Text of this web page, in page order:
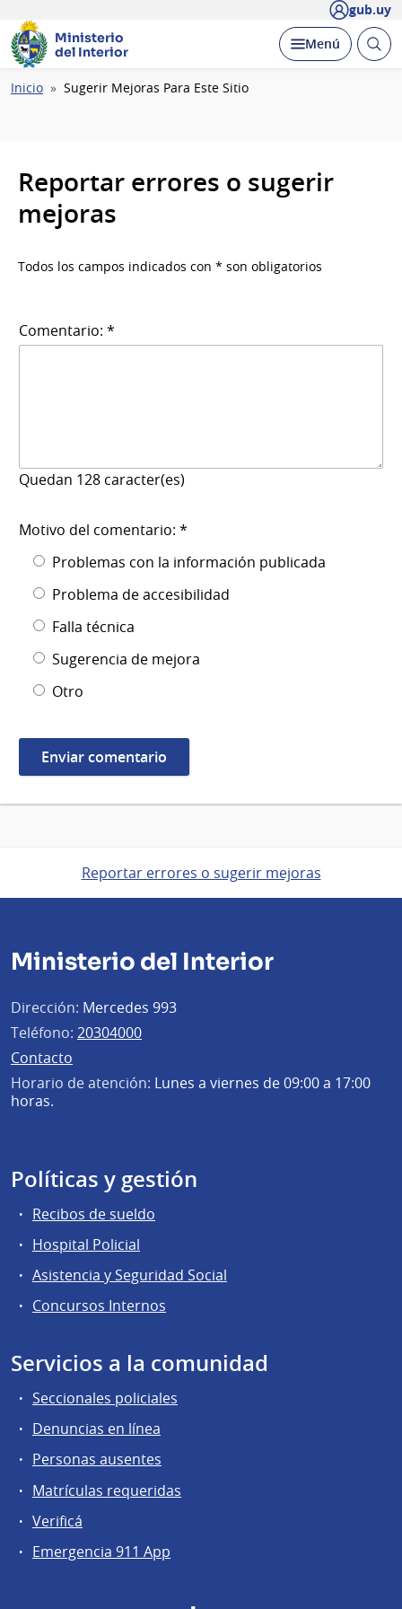
gub.uy
Ministerio
del Interior
Desplegar
Menú Abrir
Ruta
Inicio Sugerir Mejoras Para Este Sitio
Reportar errores o sugerir
mejoras
Todos los campos indicados con * son obligatorios
Comentario: *
Quedan 128 caracter(es)
Motivo del comentario: *
Problemas con la información publicada
Problema de accesibilidad
Falla técnica
Sugerencia de mejora
Otro
Reportar errores o sugerir mejoras
Ministerio del Interior
Dirección: Mercedes 993
Teléfono: 20304000
Contacto
Horario de atención: Lunes a viernes de 09:00 a 17:00
horas.
Políticas y gestión
Recibos de sueldo
Hospital Policial
Asistencia y Seguridad Social
Concursos Internos
Servicios a la comunidad
Seccionales policiales
Denuncias en línea
Personas ausentes
Matrículas requeridas
Verificá
Emergencia 911 App